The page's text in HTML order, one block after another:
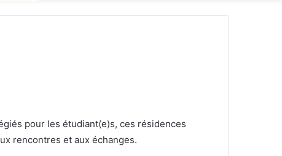
pour les étudiant(e)s, ces résidences
rencontres et aux échanges.